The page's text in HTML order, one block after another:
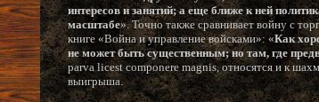
интересов и занятий; а еще ближе к ней
масштабе». Точно также сравнивает войну с
книге «Война и управление войсками»: «Как
не может быть существенным; но там, где
parva licest componere magnis, относятся и к
выигрыша.